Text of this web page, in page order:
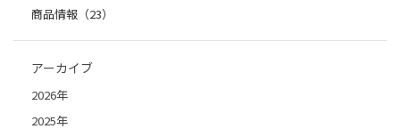
商品情報（23）
アーカイブ
2026年
2025年